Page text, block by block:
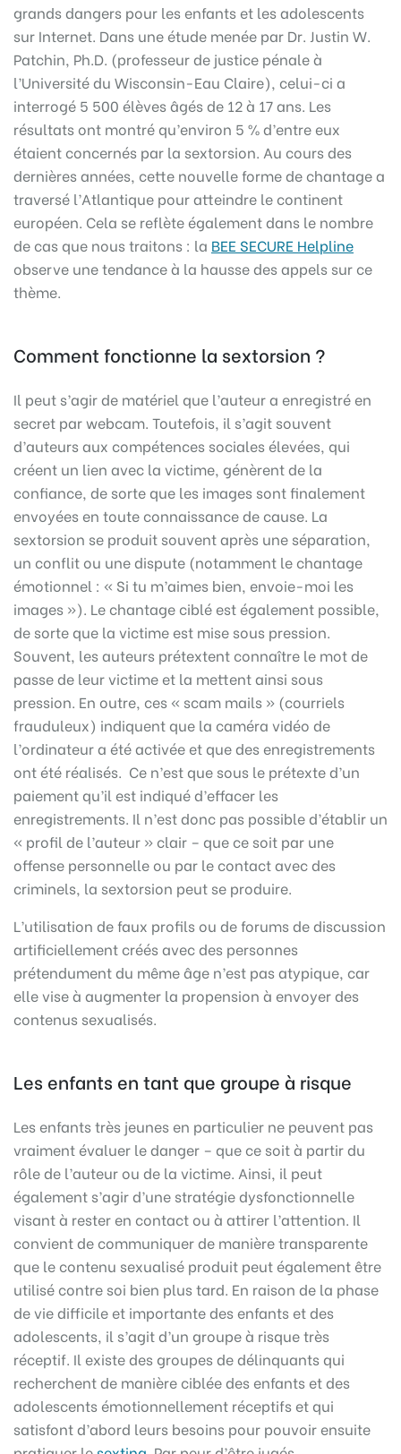
grands dangers pour les enfants et les adolescents
sur Internet. Dans une étude menée par Dr. Justin W.
Patchin, Ph.D. (professeur de justice pénale à
l’Université du Wisconsin-Eau Claire), celui-ci a
interrogé 5 500 élèves âgés de 12 à 17 ans. Les
résultats ont montré qu’environ 5 % d’entre eux
étaient concernés par la sextorsion. Au cours des
dernières années, cette nouvelle forme de chantage a
traversé l’Atlantique pour atteindre le continent
européen. Cela se reflète également dans le nombre
de cas que nous traitons : la BEE SECURE Helpline
observe une tendance à la hausse des appels sur ce
thème.
Comment fonctionne la sextorsion ?
Il peut s’agir de matériel que l’auteur a enregistré en
secret par webcam. Toutefois, il s’agit souvent
d’auteurs aux compétences sociales élevées, qui
créent un lien avec la victime, génèrent de la
confiance, de sorte que les images sont finalement
envoyées en toute connaissance de cause. La
sextorsion se produit souvent après une séparation,
un conflit ou une dispute (notamment le chantage
émotionnel : « Si tu m’aimes bien, envoie-moi les
images »). Le chantage ciblé est également possible,
de sorte que la victime est mise sous pression.
Souvent, les auteurs prétextent connaître le mot de
passe de leur victime et la mettent ainsi sous
pression. En outre, ces « scam mails » (courriels
frauduleux) indiquent que la caméra vidéo de
l’ordinateur a été activée et que des enregistrements
ont été réalisés. Ce n’est que sous le prétexte d’un
paiement qu’il est indiqué d’effacer les
enregistrements. Il n’est donc pas possible d’établir un
« profil de l’auteur » clair – que ce soit par une
offense personnelle ou par le contact avec des
criminels, la sextorsion peut se produire.
L’utilisation de faux profils ou de forums de discussion
artificiellement créés avec des personnes
prétendument du même âge n’est pas atypique, car
elle vise à augmenter la propension à envoyer des
contenus sexualisés.
Les enfants en tant que groupe à risque
Les enfants très jeunes en particulier ne peuvent pas
vraiment évaluer le danger – que ce soit à partir du
rôle de l’auteur ou de la victime. Ainsi, il peut
également s’agir d’une stratégie dysfonctionnelle
visant à rester en contact ou à attirer l’attention. Il
convient de communiquer de manière transparente
que le contenu sexualisé produit peut également être
utilisé contre soi bien plus tard. En raison de la phase
de vie difficile et importante des enfants et des
adolescents, il s’agit d’un groupe à risque très
réceptif. Il existe des groupes de délinquants qui
recherchent de manière ciblée des enfants et des
adolescents émotionnellement réceptifs et qui
satisfont d’abord leurs besoins pour pouvoir ensuite